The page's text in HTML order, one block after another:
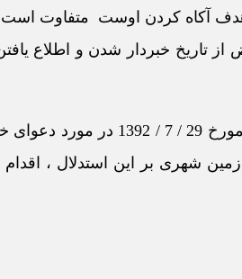
آکاه کردن اوست متفاوت است.
تاریخ خبردار شدن و اطلاع
در این خصوص شعبه 1 دادگاه عمومی تهران طی دادنامه شماره 9209970221801032
و شهرسازی به خواسته ابطال رای کمیسیون ماده 12 قانون زمین شهری بر این